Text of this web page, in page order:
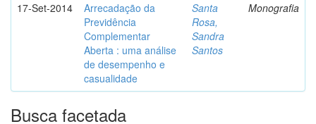
17-Set-2014
Arrecadação da
Previdência
Complementar
Aberta : uma análise
de desempenho e
casualidade
Santa
Rosa,
Sandra
Santos
Monografia
Busca facetada